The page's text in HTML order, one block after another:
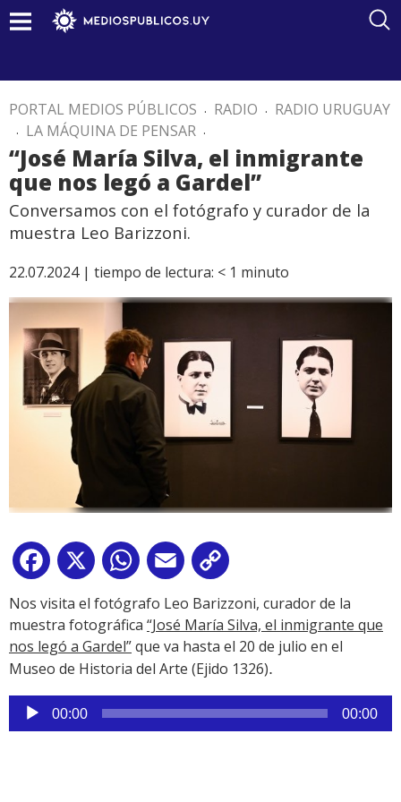
PORTAL MEDIOS PÚBLICOS . RADIO . RADIO URUGUAY
. LA MÁQUINA DE PENSAR .
“José María Silva, el inmigrante
que nos legó a Gardel”
Conversamos con el fotógrafo y curador de la
muestra Leo Barizzoni.
22.07.2024 | tiempo de lectura: < 1 minuto
Facebook
X WhatsApp
Email
Link
Nos visita el fotógrafo Leo Barizzoni, curador de la
muestra fotográfica “José María Silva, el inmigrante que
nos legó a Gardel”que va hasta el 20 de julio en el
Museo de Historia del Arte (Ejido 1326).
Reproductor
de
00:00 00:00